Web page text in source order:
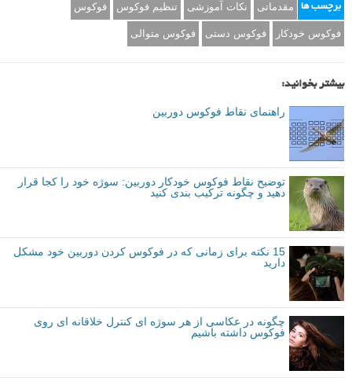
برچسب ها مقدماتی نکات آموزشی تنظیم فوکوس فوکوس
فوکوس خودکار فوکوس دستی فوکوس متوالی
بیشتر بخوانید:
راهنمای نقاط فوکوس دوربین
توضیح نقاط فوکوس خودکار دوربین: سوژه خود را کجا قرار
دهید و چگونه ترکیب بندی کنید
15 نکته برای زمانی که در فوکوس کردن دوربین خود مشکل
دارید
چگونه در عکاسی از هر سوژه ای کنترل خلاقانه ای روی
فوکوس داشته باشیم